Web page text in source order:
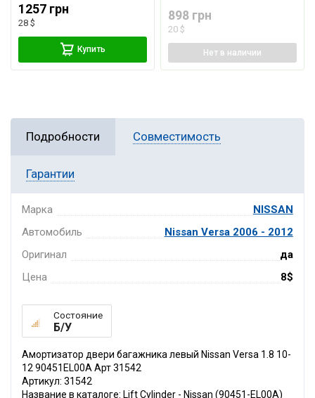
1257 грн
28 $
Купить
898 грн
20 $
Нет в наличии
Подробности Совместимость
Гарантии
Марка
NISSAN
Автомобиль
Nissan Versa 2006 - 2012
Оригинал
да
Цена
8$
Состояние
Б/У
Амортизатор двери багажника левый Nissan Versa 1.8 10-
12 90451EL00A Арт 31542
Артикул: 31542
Название в каталоге: Lift Cylinder - Nissan (90451-EL00A)